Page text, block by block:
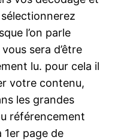
l’on parle
sera d’être
lu. pour cela il
votre contenu,
les grandes
référencement
1er page de